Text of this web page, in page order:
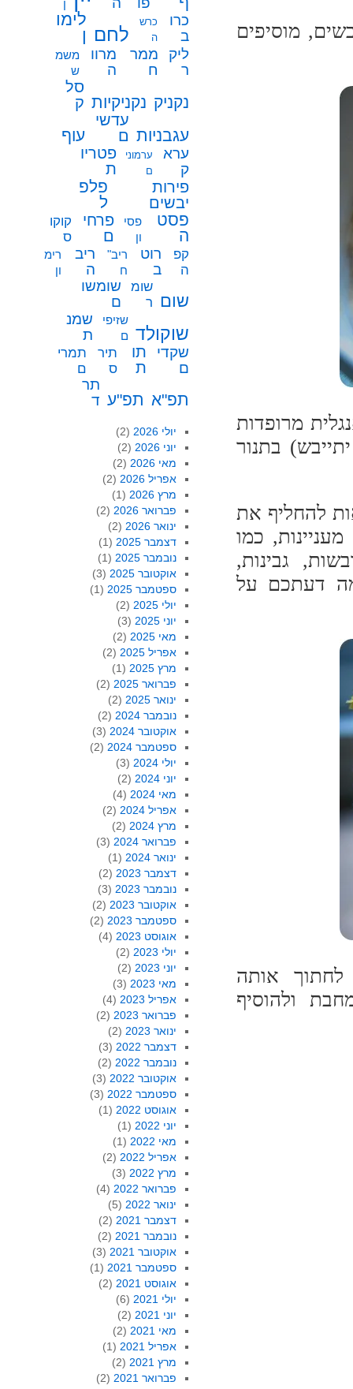
מוסיפים
אנגלית מרופדות
שלא יתייבש) בתנור
להחליף את
כמו
גבינות,
דעתכם על
אותה
ולהוסיף
ן
כרו
ב
כרש
ה
לחם
לימו
ן
ליק
ר
ממר
ח
מרוו
ה
משמ
ש
נקניק נקניקיות
סל
ק
עגבניות
עדשי
ם
עוף
ערא
ק
ערמוני
ם
פטריו
ת
פירות
יבשים
פלפ
ל
פסט
ה
פסי
ון
פרחי
ם
קוקו
ס
קפ
ה
רוט
ב
ריב"
ח
ריב
ה
רימ
ון
שום
שומ
ר
שומשו
ם
שוקולד
שזיפי
ם
שמנ
ת
שקדי
ם
תו
ת
תיר
ס
תמרי
ם
תפ"א תפ"ע
תר
ד
יולי 2026
(2)
יוני 2026
(2)
מאי 2026
(2)
אפריל 2026
(2)
מרץ 2026
(1)
פברואר 2026
(2)
ינואר 2026
(2)
דצמבר 2025
(1)
נובמבר 2025
(1)
אוקטובר 2025
(3)
ספטמבר 2025
(1)
יולי 2025
(2)
יוני 2025
(3)
מאי 2025
(2)
אפריל 2025
(2)
מרץ 2025
(1)
פברואר 2025
(2)
ינואר 2025
(2)
נובמבר 2024
(2)
אוקטובר 2024
(3)
ספטמבר 2024
(2)
יולי 2024
(3)
יוני 2024
(2)
מאי 2024
(4)
אפריל 2024
(2)
מרץ 2024
(2)
פברואר 2024
(3)
ינואר 2024
(1)
דצמבר 2023
(2)
נובמבר 2023
(3)
אוקטובר 2023
(2)
ספטמבר 2023
(2)
אוגוסט 2023
(4)
יולי 2023
(2)
יוני 2023
(2)
מאי 2023
(3)
אפריל 2023
(4)
פברואר 2023
(2)
ינואר 2023
(2)
דצמבר 2022
(3)
נובמבר 2022
(2)
אוקטובר 2022
(3)
ספטמבר 2022
(3)
אוגוסט 2022
(1)
יוני 2022
(1)
מאי 2022
(1)
אפריל 2022
(2)
מרץ 2022
(3)
פברואר 2022
(4)
ינואר 2022
(5)
דצמבר 2021
(2)
נובמבר 2021
(2)
אוקטובר 2021
(3)
ספטמבר 2021
(1)
אוגוסט 2021
(2)
יולי 2021
(6)
יוני 2021
(2)
מאי 2021
(2)
אפריל 2021
(1)
מרץ 2021
(2)
פברואר 2021
(2)